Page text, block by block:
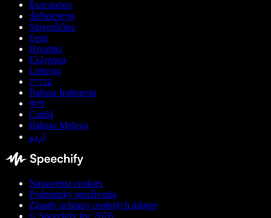
Български
ქართული
Slovenščina
Eesti
Hrvatski
Ελληνικά
Lietuvių
עברית
Bahasa Indonesia
বাংলা
Català
Bahasa Melayu
اردو
Nastavenia cookies
Podmienky používania
Zásady ochrany osobných údajov